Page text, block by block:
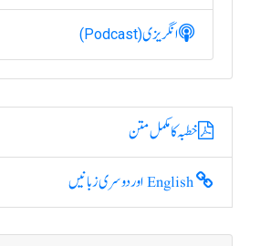
انگریزی(Podcast)
خطبہ کا مکمل متن